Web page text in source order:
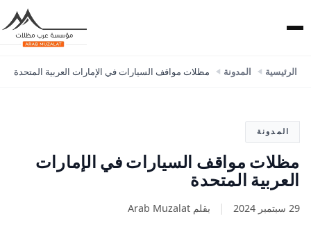
الرئيسية المدونة مظلات مواقف السيارات في الإمارات العربية المتحدة
المدونة
مظلات مواقف السيارات في الإمارات
العربية المتحدة
29 سبتمبر 2024 | بقلم Arab Muzalat